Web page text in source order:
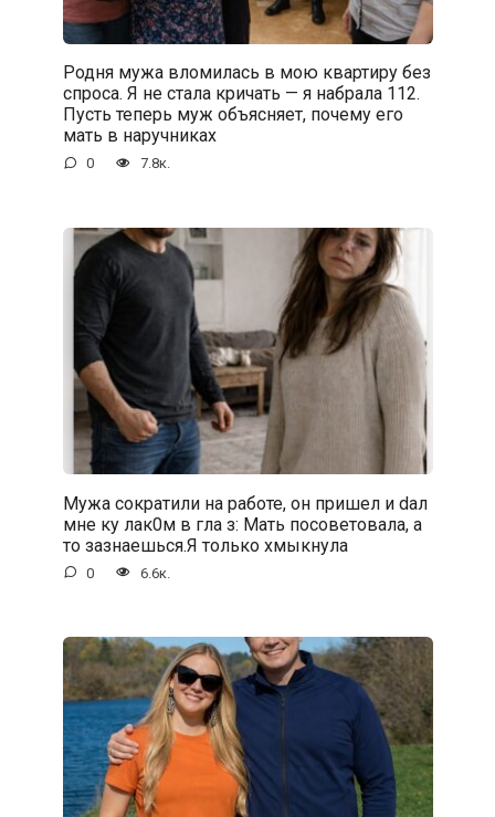
Родня мужа вломилась в мою квартиру без
спроса. Я не стала кричать — я набрала 112.
Пусть теперь муж объясняет, почему его
мать в наручниках
0 7.8к.
Мужа сократили на работе, он пришел и dал
мне ку лак0м в гла з: Мать посоветовала, а
то зазнаешься.Я только хмыкнула
0 6.6к.